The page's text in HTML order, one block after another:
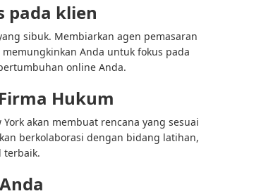
pada klien
sibuk. Membiarkan agen pemasaran
Anda untuk fokus pada
online Anda.
Hukum
akan membuat rencana yang sesuai
berkolaborasi dengan bidang latihan,
terbaik.